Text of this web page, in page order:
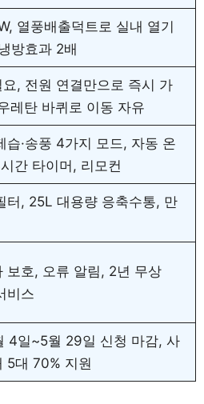
열풍배출덕트로 실내 열기
방효과 2배
, 전원 연결만으로 즉시 가
레탄 바퀴로 이동 자유
습·송풍 4가지 모드, 자동 온
간 타이머, 리모컨
터, 25L 대용량 응축수통, 만
보호, 오류 알림, 2년 무상
비스
4일~5월 29일 신청 마감, 사
5대 70% 지원